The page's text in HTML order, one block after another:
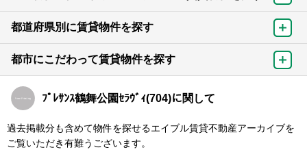
都道府県別に賃貸物件を探す
都市にこだわって賃貸物件を探す
ﾌﾟﾚｻﾝｽ鶴舞公園ｾﾗｳﾞｨ(704)に関して
過去掲載分も含めて物件を探せるエイブル賃貸不動産アーカイブを
ご覧いただき有難うございます。